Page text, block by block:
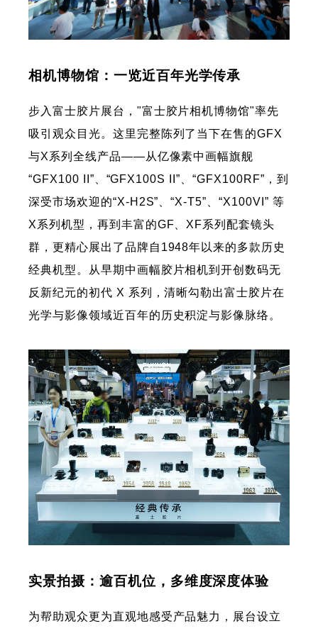
相机博物馆：一览近百年光学传承
步入富士胶片展台，"富士胶片相机博物馆"率先
吸引观众目光。这里完整陈列了当下在售的GFX
与X系列全线产品——从亿像素中画幅旗舰
“GFX100 II”、“GFX100S II”、“GFX100RF”，到
深受市场欢迎的“X-H2S”、“X-T5”、“X100VI” 等
X系列机型，再到丰富的GF、XF系列配套镜头
群，更精心展出了品牌自1948年以来的多款历史
经典机型。从早期中画幅胶片相机到开创数码无
反新纪元的初代 X 系列，清晰勾勒出富士胶片在
光学与影像领域近百年的历史积淀与影像脉络。
实景拍摄：逾百机位，多维度深度体验
为帮助观众更为直观地感受产品魅力，展台设立